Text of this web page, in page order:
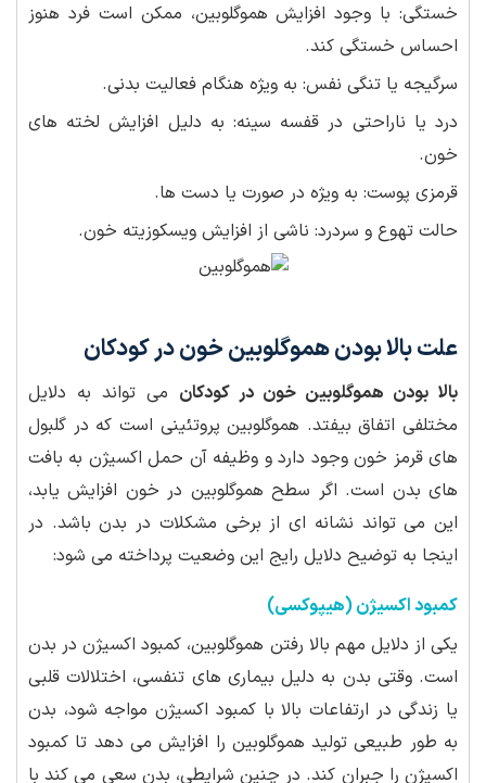
خستگی: با وجود افزایش هموگلوبین، ممکن است فرد هنوز
احساس خستگی کند.
سرگیجه یا تنگی نفس: به ویژه هنگام فعالیت بدنی.
درد یا ناراحتی در قفسه سینه: به دلیل افزایش لخته های
خون.
قرمزی پوست: به ویژه در صورت یا دست ها.
حالت تهوع و سردرد: ناشی از افزایش ویسکوزیته خون.
علت بالا بودن هموگلوبین خون در کودکان
بالا بودن هموگلوبین خون در کودکان می تواند به دلایل
مختلفی اتفاق بیفتد. هموگلوبین پروتئینی است که در گلبول
های قرمز خون وجود دارد و وظیفه آن حمل اکسیژن به بافت
های بدن است. اگر سطح هموگلوبین در خون افزایش یابد،
این می تواند نشانه ای از برخی مشکلات در بدن باشد. در
اینجا به توضیح دلایل رایج این وضعیت پرداخته می شود:
کمبود اکسیژن (هیپوکسی)
یکی از دلایل مهم بالا رفتن هموگلوبین، کمبود اکسیژن در بدن
است. وقتی بدن به دلیل بیماری های تنفسی، اختلالات قلبی
یا زندگی در ارتفاعات بالا با کمبود اکسیژن مواجه شود، بدن
به طور طبیعی تولید هموگلوبین را افزایش می دهد تا کمبود
اکسیژن را جبران کند. در چنین شرایطی، بدن سعی می کند با